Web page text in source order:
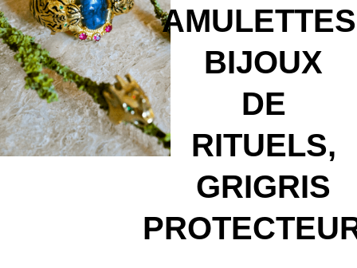
BIJOUX
DE
RITUELS,
GRIGRIS